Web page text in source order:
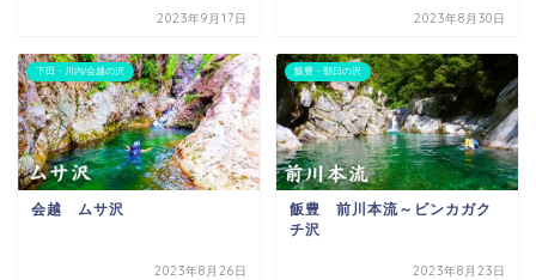
2023年9月17日 2023年8月30日
下田・川内/会越の沢
会越 ムサ沢
2023年8月26日
飯豊・朝日の沢
飯豊 前川本流～ビンカガク
チ沢
2023年8月23日